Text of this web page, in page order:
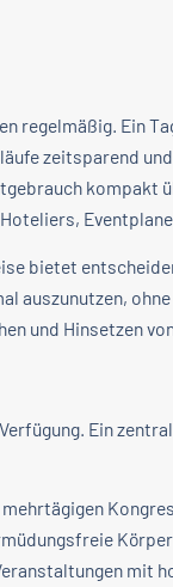
regelmäßig. Ein
zeitsparend
kompakt
bietet
auszunutzen,
und Hinsetzen
Ein
mit